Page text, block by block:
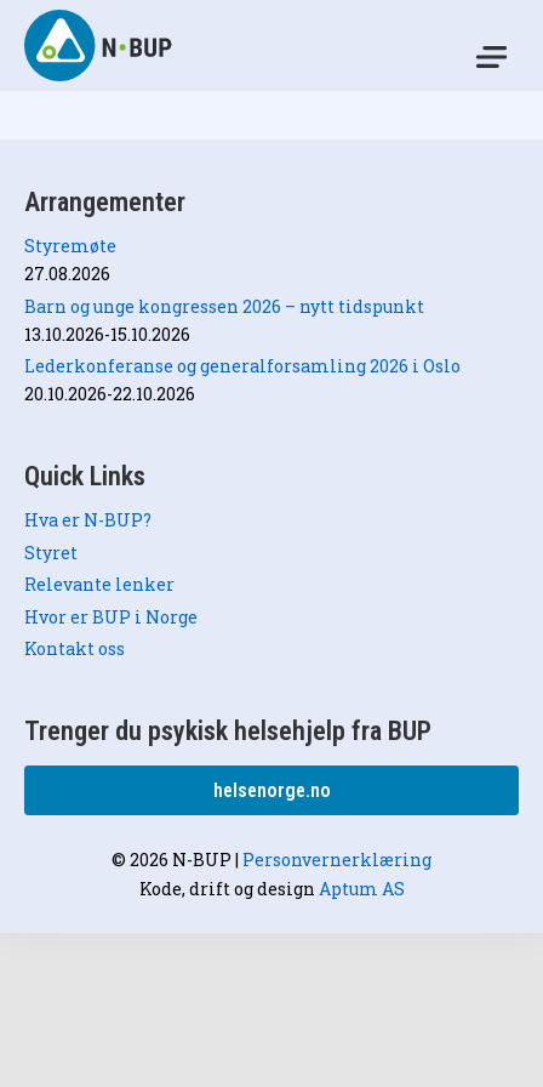
Skip
content
Arrangementer
Styremøte
27.08.2026
Barn og unge kongressen 2026 – nytt tidspunkt
13.10.2026-15.10.2026
Lederkonferanse og generalforsamling 2026 i Oslo
20.10.2026-22.10.2026
Quick Links
Hva er N-BUP?
Styret
Relevante lenker
Hvor er BUP i Norge
Kontakt oss
Trenger du psykisk helsehjelp fra BUP
helsenorge.no
© 2026 N-BUP | Personvernerklæring
Kode, drift og design Aptum AS